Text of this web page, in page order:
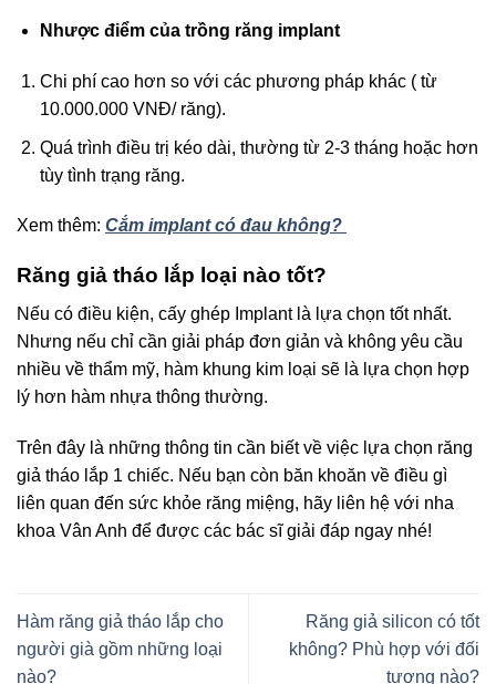
Nhược điểm của trồng răng implant
Chi phí cao hơn so với các phương pháp khác ( từ
10.000.000 VNĐ/ răng).
Quá trình điều trị kéo dài, thường từ 2-3 tháng hoặc hơn
tùy tình trạng răng.
Xem thêm: Cắm implant có đau không?
Răng giả tháo lắp loại nào tốt?
Nếu có điều kiện, cấy ghép Implant là lựa chọn tốt nhất.
Nhưng nếu chỉ cần giải pháp đơn giản và không yêu cầu
nhiều về thẩm mỹ, hàm khung kim loại sẽ là lựa chọn hợp
lý hơn hàm nhựa thông thường.
Trên đây là những thông tin cần biết về việc lựa chọn răng
giả tháo lắp 1 chiếc. Nếu bạn còn băn khoăn về điều gì
liên quan đến sức khỏe răng miệng, hãy liên hệ với nha
khoa Vân Anh để được các bác sĩ giải đáp ngay nhé!
Hàm răng giả tháo lắp cho
người già gồm những loại
nào?
Răng giả silicon có tốt
không? Phù hợp với đối
tượng nào?